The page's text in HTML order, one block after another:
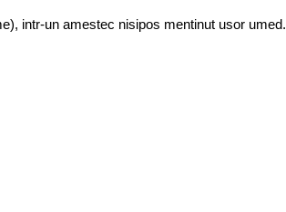
intr-un amestec nisipos mentinut usor umed.